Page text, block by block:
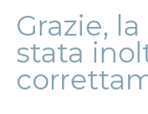
Grazie,
stata